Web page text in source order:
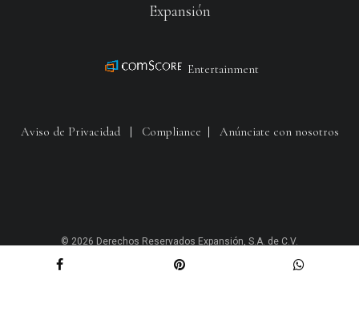
Expansión
Entertainment
Aviso de Privacidad| Compliance | Anúnciate con nosotros
© 2026 Derechos Reservados Expansión, S.A. de C.V.